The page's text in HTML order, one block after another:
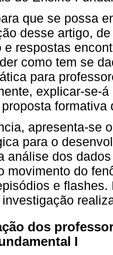
que se possa
desse artigo,
e respostas
como tem se
para
explicar-se-
apresenta-se
para o
análise dos
movimento do
e
dos
I